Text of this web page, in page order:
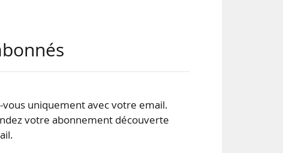
uniquement avec votre email.
votre abonnement découverte